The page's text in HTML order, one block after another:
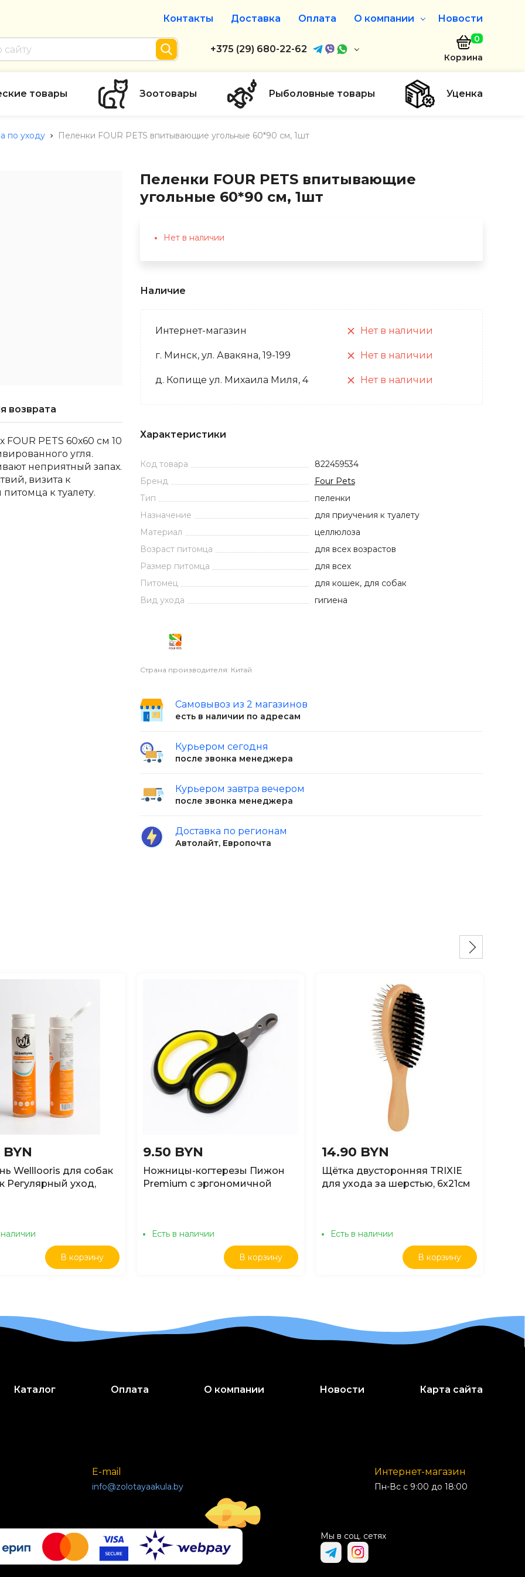
Контакты Доставка Оплата О компании
О нас
Дисконтная программа
Новости
+375 (29) 680-22-62
Интернет-магазин
тел. А1
Заказать звонок
info@zolotayaakula.by
0
Корзина
товары Зоотовары Рыболовные товары Уценка
по уходу Пеленки FOUR PETS впитывающие угольные 60*90 см, 1шт
возврата
PETS 60х60 см 10
угля.
неприятный запах.
визита к
к туалету.
Пеленки FOUR PETS впитывающие
угольные 60*90 см, 1шт
Нет в наличии
Наличие
Интернет-магазин Нет в наличии
г. Минск, ул. Авакяна, 19-199 Нет в наличии
д. Копище ул. Михаила Миля, 4 Нет в наличии
Характеристики
Код товара
822459534
Бренд
Four Pets
Тип
пеленки
Назначение
для приучения к туалету
Материал
целлюлоза
Возраст питомца
для всех возрастов
Размер питомца
для всех
Питомец
для кошек, для собак
Вид ухода
гигиена
Страна производителя: Китай
Самовывоз из 2 магазинов
есть в наличии по адресам
Курьером сегодня
после звонка менеджера
Курьером завтра вечером
после звонка менеджера
Доставка по регионам
Автолайт, Европочта
Welllooris для собак
Регулярный уход,
наличии
В корзину
9.50 BYN
Ножницы-когтерезы Пижон
Premium с эргономичной
Есть в наличии
В корзину
14.90 BYN
Щётка двусторонняя TRIXIE
для ухода за шерстью, 6х21см
Есть в наличии
В корзину
Каталог Оплата О компании Новости Карта сайта
E-mail
info@zolotayaakula.by
Интернет-магазин
Пн-Вс с 9:00 до 18:00
Мы в соц. сетях